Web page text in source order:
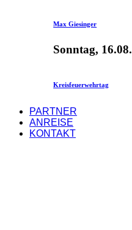
Max Giesinger
Sonntag, 16.08.
Kreisfeuerwehrtag
PARTNER
ANREISE
KONTAKT